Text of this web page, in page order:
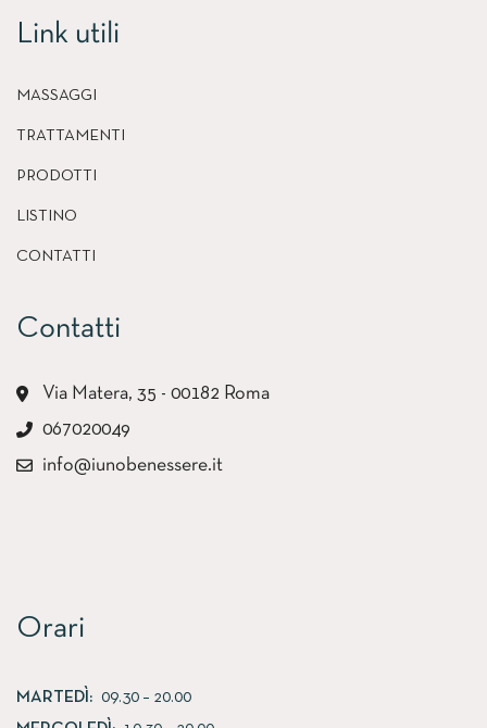
Link utili
MASSAGGI
TRATTAMENTI
PRODOTTI
LISTINO
CONTATTI
Contatti
Via Matera, 35 - 00182 Roma
067020049
info@iunobenessere.it
Orari
MARTEDÌ: 09.30 – 20.00